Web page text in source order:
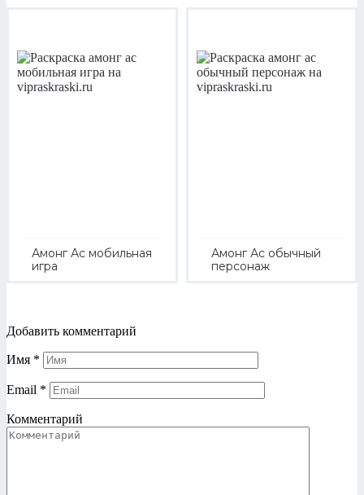
Амонг Ас мобильная
игра
Амонг Ас обычный
персонаж
Добавить комментарий
Имя *
Email *
Комментарий